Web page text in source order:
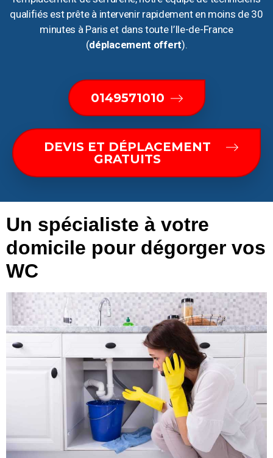
qualifiés est prête à intervenir rapidement en moins de 30
minutes à Paris et dans toute l’Ile-de-France
(déplacement offert).
0149571010
DEVIS ET DÉPLACEMENT
GRATUITS
Un spécialiste à votre
domicile pour dégorger vos
WC